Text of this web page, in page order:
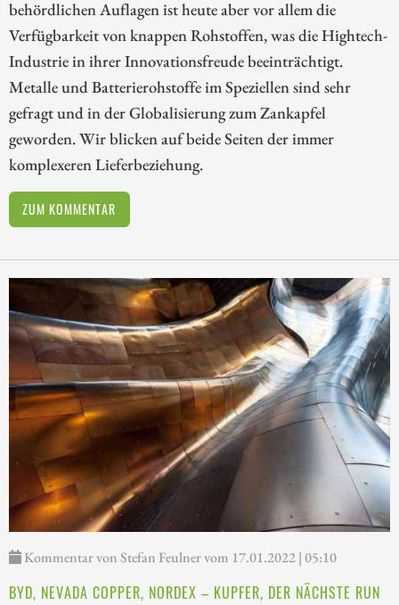
behördlichen Auflagen ist heute aber vor allem die
Verfügbarkeit von knappen Rohstoffen, was die Hightech-
Industrie in ihrer Innovationsfreude beeinträchtigt.
Metalle und Batterierohstoffe im Speziellen sind sehr
gefragt und in der Globalisierung zum Zankapfel
geworden. Wir blicken auf beide Seiten der immer
komplexeren Lieferbeziehung.
ZUM KOMMENTAR
Kommentar von Stefan Feulner vom 17.01.2022 | 05:10
BYD, NEVADA COPPER, NORDEX – KUPFER, DER NÄCHSTE RUN